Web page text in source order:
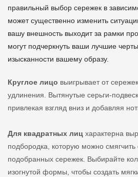
правильный выбор сережек в
может существенно изменить
вашу внешность выходит за рамки
могут подчеркнуть ваши лучшие
изысканности вашему образу.
Круглое лицо выигрывает от
удлинения. Вытянутые серьги-
привлекая взгляд вниз и добавляя
Для квадратных лиц характерна
подбородка, которую можно
подобранных сережек. Выбирайте
изогнутой формы, чтобы создать